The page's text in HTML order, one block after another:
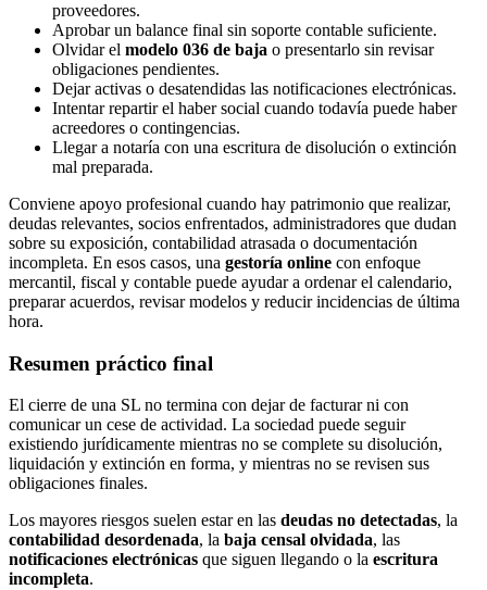
proveedores.
Aprobar un balance final sin soporte contable suficiente.
Olvidar el modelo 036 de baja o presentarlo sin revisar
obligaciones pendientes.
Dejar activas o desatendidas las notificaciones electrónicas.
Intentar repartir el haber social cuando todavía puede haber
acreedores o contingencias.
Llegar a notaría con una escritura de disolución o extinción
mal preparada.
Conviene apoyo profesional cuando hay patrimonio que realizar,
deudas relevantes, socios enfrentados, administradores que dudan
sobre su exposición, contabilidad atrasada o documentación
incompleta. En esos casos, una gestoría online con enfoque
mercantil, fiscal y contable puede ayudar a ordenar el calendario,
preparar acuerdos, revisar modelos y reducir incidencias de última
hora.
Resumen práctico final
El cierre de una SL no termina con dejar de facturar ni con
comunicar un cese de actividad. La sociedad puede seguir
existiendo jurídicamente mientras no se complete su disolución,
liquidación y extinción en forma, y mientras no se revisen sus
obligaciones finales.
Los mayores riesgos suelen estar en las deudas no detectadas, la
contabilidad desordenada, la baja censal olvidada, las
notificaciones electrónicas que siguen llegando o la escritura
incompleta.